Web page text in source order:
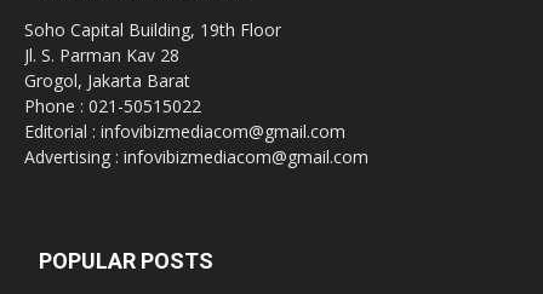
Soho Capital Building, 19th Floor
Jl. S. Parman Kav 28
Grogol, Jakarta Barat
Phone : 021-50515022
Editorial : infovibizmediacom@gmail.com
Advertising : infovibizmediacom@gmail.com
POPULAR POSTS